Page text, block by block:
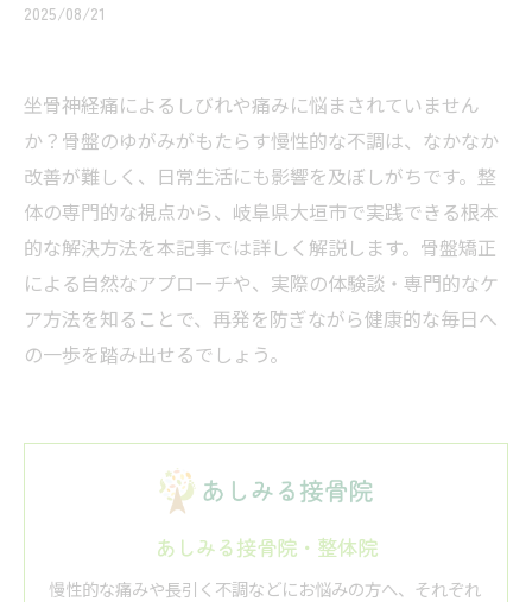
2025/08/21
坐骨神経痛によるしびれや痛みに悩まされていません
か？骨盤のゆがみがもたらす慢性的な不調は、なかなか
改善が難しく、日常生活にも影響を及ぼしがちです。整
体の専門的な視点から、岐阜県大垣市で実践できる根本
的な解決方法を本記事では詳しく解説します。骨盤矯正
による自然なアプローチや、実際の体験談・専門的なケ
ア方法を知ることで、再発を防ぎながら健康的な毎日へ
の一歩を踏み出せるでしょう。
あしみる接骨院・整体院
慢性的な痛みや長引く不調などにお悩みの方へ、それぞれ